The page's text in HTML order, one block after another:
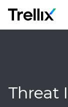
Threat